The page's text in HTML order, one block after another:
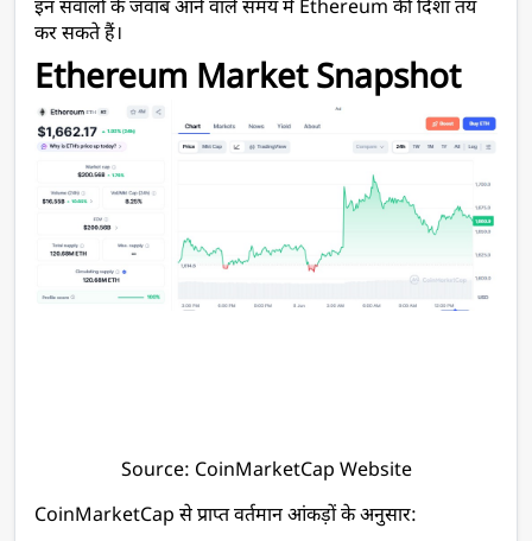
इन सवालों के जवाब आने वाले समय में Ethereum की दिशा तय
कर सकते हैं।
Ethereum Market Snapshot
Source: CoinMarketCap Website
CoinMarketCap से प्राप्त वर्तमान आंकड़ों के अनुसार: